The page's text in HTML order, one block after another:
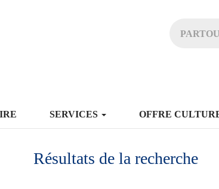
SERVICES OFFRE
Résultats de la recherche